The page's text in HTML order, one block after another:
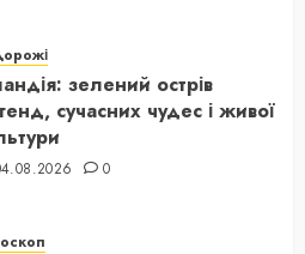
зелений острів
сучасних чудес і живої
0